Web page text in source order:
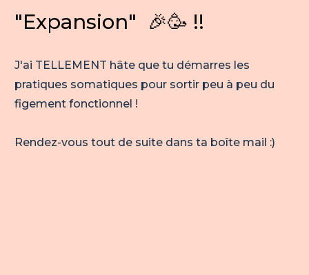
"Expansion" 🎉🥳 !!
J'ai TELLEMENT hâte que tu démarres les
pratiques somatiques pour sortir peu à peu du
figement fonctionnel !
Rendez-vous tout de suite dans ta boîte mail :)